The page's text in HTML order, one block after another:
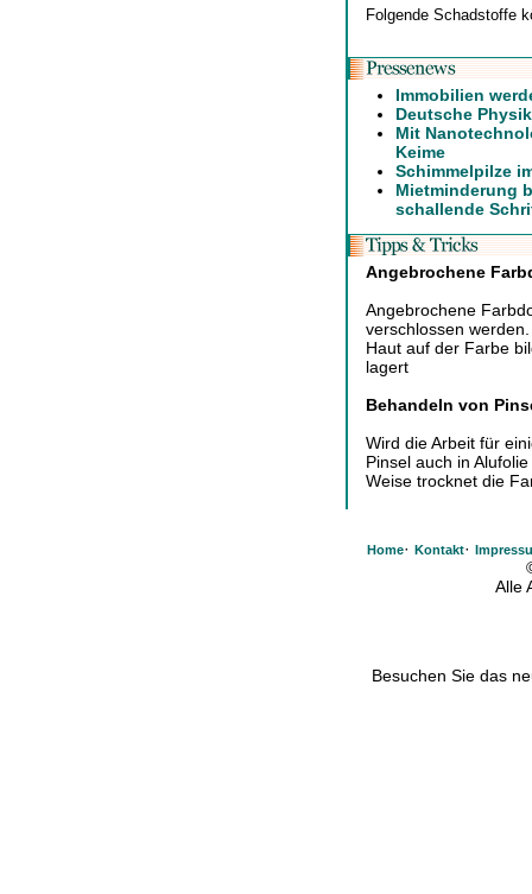
Folgende Schadstoffe
Immobilien
Deutsche
Mit
Keime
Schimmelpilze
Mietminderung
schallende
Angebrochene
Angebrochene
verschlossen
Haut auf der Farbe
lagert
Behandeln von
Wird die Arbeit für
Pinsel auch in
Weise trocknet die
Home· Kontakt·
Alle
Besuchen Sie das